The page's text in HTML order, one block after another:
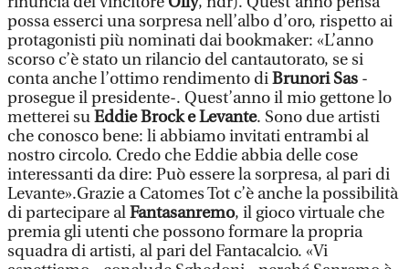
possa esserci una sorpresa nell’albo d’oro, rispetto ai
protagonisti più nominati dai bookmaker: «L’anno
scorso c’è stato un rilancio del cantautorato, se si
conta anche l’ottimo rendimento diBrunori Sas -
prosegue il presidente-. Quest’anno il mio gettone lo
metterei suEddie Brock e Levante. Sono due artisti
che conosco bene: li abbiamo invitati entrambi al
nostro circolo. Credo che Eddie abbia delle cose
interessanti da dire: Può essere la sorpresa, al pari di
Levante».Grazie a Catomes Tot c’è anche la possibilità
di partecipare alFantasanremo, il gioco virtuale che
premia gli utenti che possono formare la propria
squadra di artisti, al pari del Fantacalcio. «Vi